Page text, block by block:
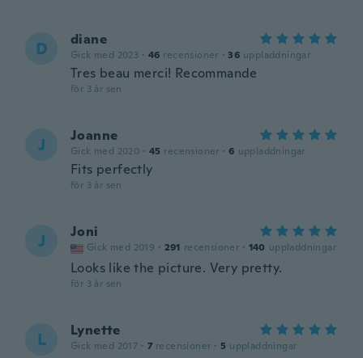
D diane
Gick med 2023 · 46 recensioner · 36 uppladdningar
Tres beau merci! Recommande
för 3 år sen
J Joanne
Gick med 2020 · 45 recensioner · 6 uppladdningar
Fits perfectly
för 3 år sen
J Joni
Gick med 2019 · 291 recensioner · 140 uppladdningar
Looks like the picture. Very pretty.
för 3 år sen
L Lynette
Gick med 2017 · 7 recensioner · 5 uppladdningar